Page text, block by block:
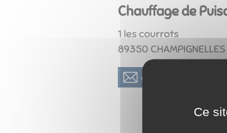
Chauffage de
1 les courrots
89350 CHAMPIGNELLES
Ce